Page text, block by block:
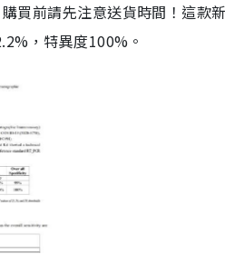
買前請先注意送貨時間！這款
，特異度100%。